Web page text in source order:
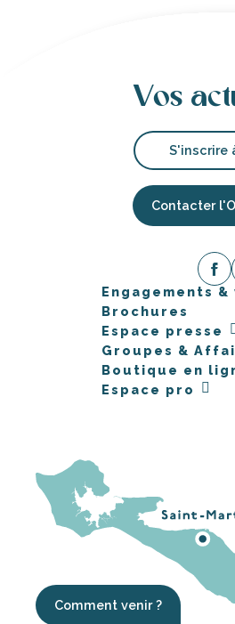
Vos
S'inscrire
Contacter
Engagements &
Brochures
Espace presse
Groupes &
Boutique en
Espace pro
Comment venir ?